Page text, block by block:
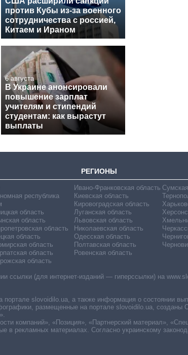
против Кубы из-за военного
сотрудничества с россией,
Китаем и Ираном
6 августа
В Украине анонсировали
повышение зарплат
учителям и стипендий
студентам: как вырастут
выплаты
РЕГИОНЫ
республика
область
область
область
область
область
область
область
Ивано-Франковская область
Киевская область
Кировоградская область
Луганская область
Львовская область
Николаевская область
Одесская область
Полтавская область
Ровенская область
(для интернет-изданий — гиперссылки) на
slovoidilo.ua, а также информация о состоянии
размещенные на портале slovoidilo.ua, созданы
компаний», «Позиция», «Партнерский материал»,
в рекламных материалах. Согласно украинскому